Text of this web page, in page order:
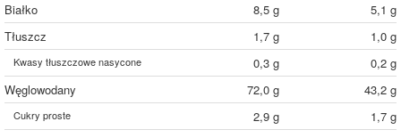
Białko
8,5 g
5,1 g
Tłuszcz
1,7 g 1,0 g
Kwasy tłuszczowe nasycone 0,3 g
0,2 g
Węglowodany
72,0 g 43,2 g
Cukry proste 2,9 g
1,7 g